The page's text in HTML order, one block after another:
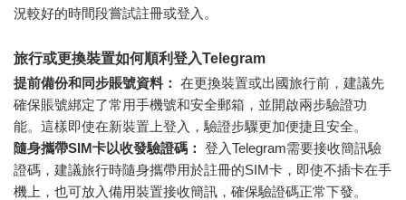
況較好的時間段嘗試註冊或登入。
旅行或更換裝置如何順利登入Telegram
提前備份和同步賬號資料： 在更換裝置或出國旅行前，建議先
確保賬號綁定了常用手機號和安全郵箱，並開啟兩步驗證功
能。這樣即使在新裝置上登入，驗證步驟更加便捷且安全。
隨身攜帶SIM卡以收發驗證碼： 登入Telegram需要接收簡訊驗
證碼，建議旅行時隨身攜帶用於註冊的SIM卡，即使不插卡在手
機上，也可放入備用裝置接收簡訊，確保驗證碼正常下發。